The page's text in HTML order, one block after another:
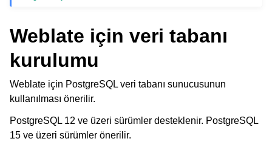
Weblate için veri tabanı
kurulumu
Weblate için PostgreSQL veri tabanı sunucusunun
kullanılması önerilir.
PostgreSQL 12 ve üzeri sürümler desteklenir. PostgreSQL
15 ve üzeri sürümler önerilir.